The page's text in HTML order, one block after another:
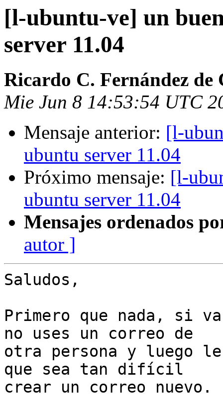
[l-ubuntu-ve] un
server 11.04
Ricardo C. Fernández de
Mie Jun 8 14:53:54 UTC
Mensaje anterior: [l-
ubuntu server 11.04
Próximo mensaje: [l-
ubuntu server 11.04
Mensajes ordenados
autor ]
Saludos,
Primero que nada, si
no uses un correo de
otra persona y luego
que sea tan difícil
crear un correo nuevo.